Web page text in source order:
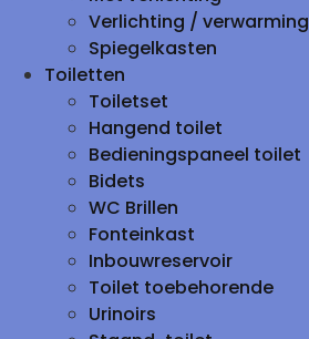
Verlichting / verwarming
Spiegelkasten
Toiletten
Toiletset
Hangend toilet
Bedieningspaneel toilet
Bidets
WC Brillen
Fonteinkast
Inbouwreservoir
Toilet toebehorende
Urinoirs